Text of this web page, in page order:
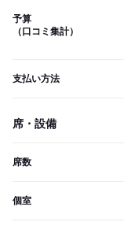
予算
（口コミ集計）
支払い方法
席・設備
席数
個室